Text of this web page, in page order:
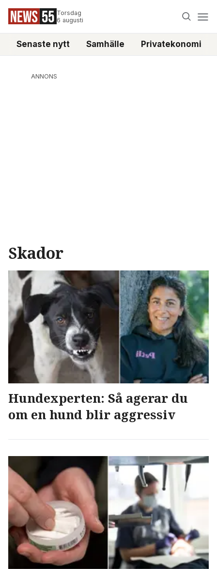
Torsdag
6 augusti
Senaste nytt Samhälle Privatekonomi
ANNONS
Skador
Hundexperten: Så agerar du
om en hund blir aggressiv